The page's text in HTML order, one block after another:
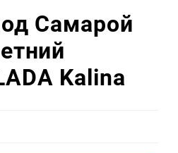
Самарой
Kalina